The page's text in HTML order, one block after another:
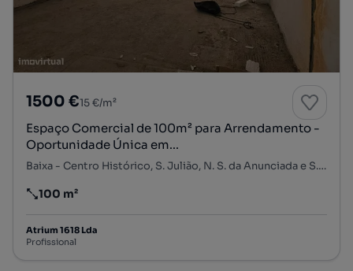
1500 €15 €/m²
Espaço Comercial de 100m² para Arrendamento -
Oportunidade Única em...
Baixa - Centro Histórico, S. Julião, N. S. da Anunciada e S. Maria da Graça, Setúbal, Setúbal
Preço por metro quadrado
100 m²
Atrium 1618 Lda
Profissional